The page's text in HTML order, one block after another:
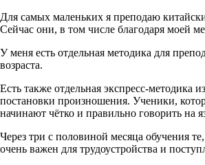
Для самых маленьких я преподаю
Сейчас они, в том числе благодаря моей
У меня есть отдельная методика для
возраста.
Есть также отдельная экспресс-методика
постановки произношения. Ученики,
начинают чётко и правильно говорить на
Через три с половиной месяца обучения
очень важен для трудоустройства и